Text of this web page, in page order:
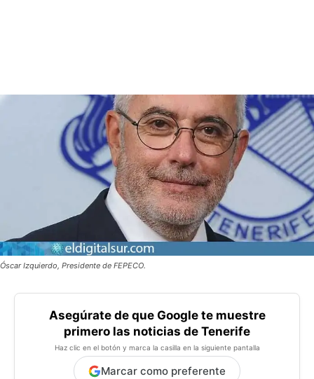
Óscar Izquierdo, Presidente de FEPECO.
Asegúrate de que Google te muestre
primero las noticias de Tenerife
Haz clic en el botón y marca la casilla en la siguiente pantalla
Marcar como preferente